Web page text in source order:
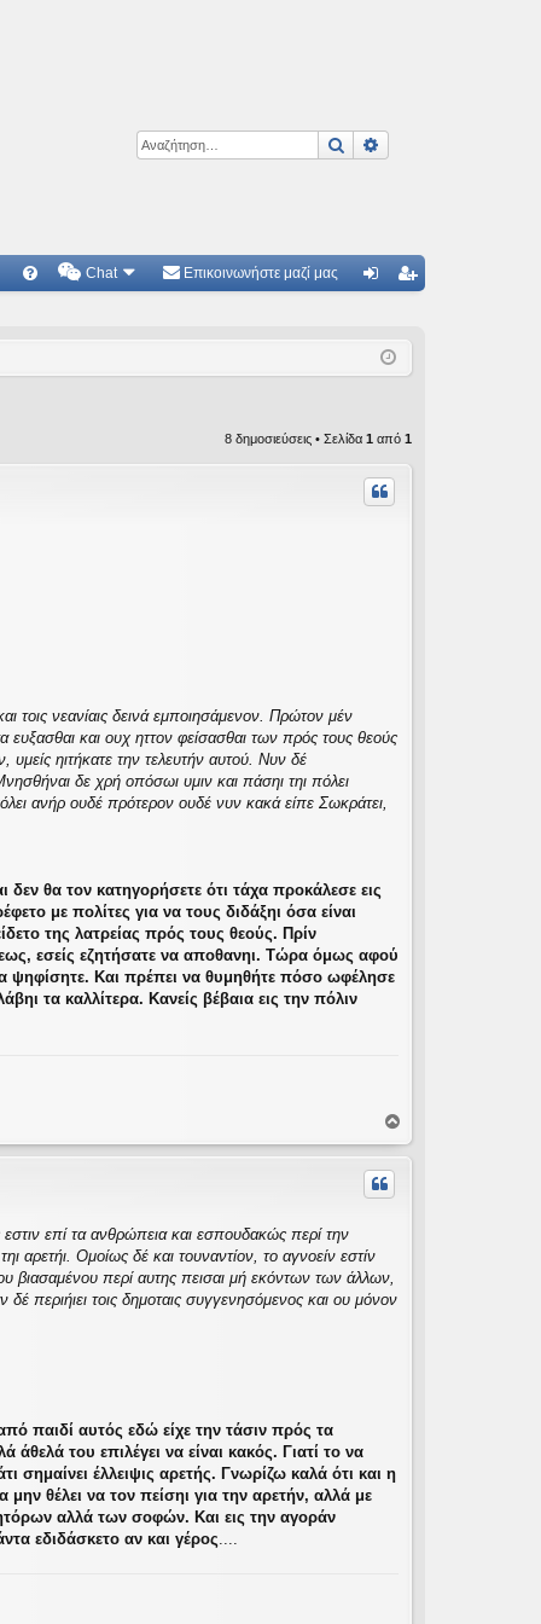
Αναζήτηση
Γ
Chat Επικοινωνήστε μαζί μας
ρα
8 δημοσιεύσεις • Σελίδα 1 από 1
τοις νεανίαις δεινά εμποιησάμενον. Πρώτον μέν
ευξασθαι και ουχ ηττον φείσασθαι των πρός τους θεούς
ηιτήκατε την τελευτήν αυτού. Νυν δέ
δε χρή οπόσωι υμιν και πάσηι τηι πόλει
ανήρ ουδέ πρότερον ουδέ νυν κακά είπε Σωκράτει,
θα τον κατηγορήσετε ότι τάχα προκάλεσε εις
με πολίτες για να τους διδάξηι όσα είναι
της λατρείας πρός τους θεούς. Πρίν
εσείς εζητήσατε να αποθανηι. Τώρα όμως αφού
ψηφίσητε. Και πρέπει να θυμηθήτε πόσο ωφέλησε
τα καλλίτερα. Κανείς βέβαια εις την πόλιν
ο
ρ
επί τα ανθρώπεια και εσπουδακώς περί την
αρετήι. Ομοίως δέ και τουναντίον, το αγνοείν εστίν
βιασαμένου περί αυτης πεισαι μή εκόντων των άλλων,
περιήιει τοις δημοταις συγγενησόμενος και ου μόνον
παιδί αυτός εδώ είχε την τάσιν πρός τα
άθελά του επιλέγει να είναι κακός. Γιατί το να
σημαίνει έλλειψις αρετής. Γνωρίζω καλά ότι και η
θέλει να τον πείσηι για την αρετήν, αλλά με
αλλά των σοφών. Και εις την αγοράν
εδιδάσκετο αν και γέρος